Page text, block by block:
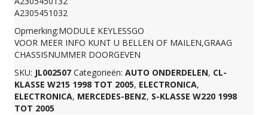
A0225459832
aantal
A2305451032
Opmerking:MODULE KEYLESSGO
VOOR MEER INFO KUNT U BELLEN OF MAILEN,GRAAG
CHASSISNUMMER DOORGEVEN
SKU: JL002507 Categorieën: AUTO ONDERDELEN, CL-
KLASSE W215 1998 TOT 2005, ELECTRONICA,
ELECTRONICA, MERCEDES-BENZ, S-KLASSE W220 1998
TOT 2005